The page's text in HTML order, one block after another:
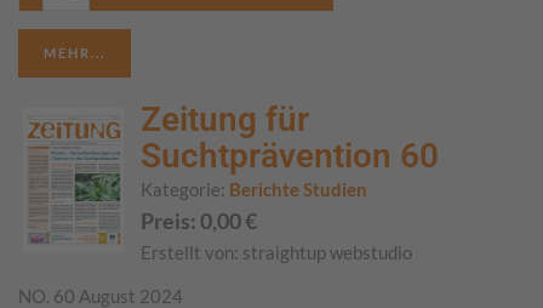
MEHR...
Zeitung für
Suchtprävention 60
Kategorie: Berichte Studien
Preis: 0,00€
Erstellt von: straightup webstudio
NO. 60 August 2024